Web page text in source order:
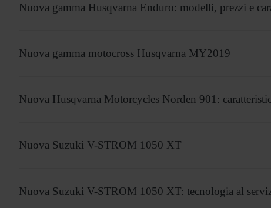
Nuova gamma Husqvarna Enduro: modelli, prezzi e
Nuova gamma motocross Husqvarna MY2019
Nuova Husqvarna Motorcycles Norden 901:
Nuova Suzuki V-STROM 1050 XT
Nuova Suzuki V-STROM 1050 XT: tecnologia al